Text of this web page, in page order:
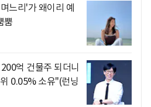
느리'가 왜이리 예
뿜
억 건물주 되더니
0.05% 소유"(런닝